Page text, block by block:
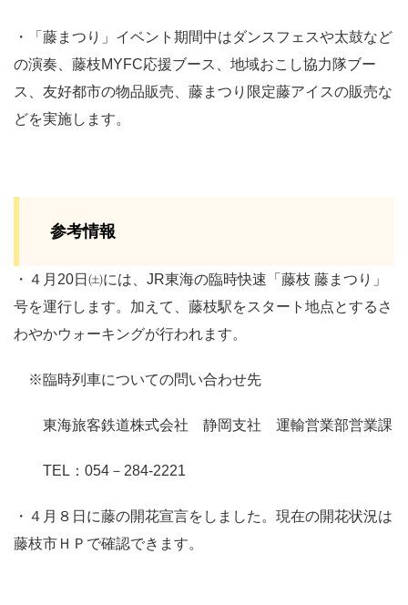
・「藤まつり」イベント期間中はダンスフェスや太鼓など
の演奏、藤枝MYFC応援ブース、地域おこし協力隊ブー
ス、友好都市の物品販売、藤まつり限定藤アイスの販売な
どを実施します。
参考情報
・４月20日㈯には、JR東海の臨時快速「藤枝 藤まつり」
号を運行します。加えて、藤枝駅をスタート地点とするさ
わやかウォーキングが行われます。
※臨時列車についての問い合わせ先
東海旅客鉄道株式会社 静岡支社 運輸営業部営業課
TEL：054－284-2221
・４月８日に藤の開花宣言をしました。現在の開花状況は
藤枝市ＨＰで確認できます。